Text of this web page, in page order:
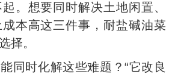
。想要同时解决土地闲置、
本高这三件事，耐盐碱油菜
择。
同时化解这些难题？“它改良